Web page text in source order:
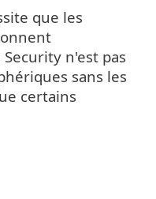
que les
n'est pas
sans les
certains